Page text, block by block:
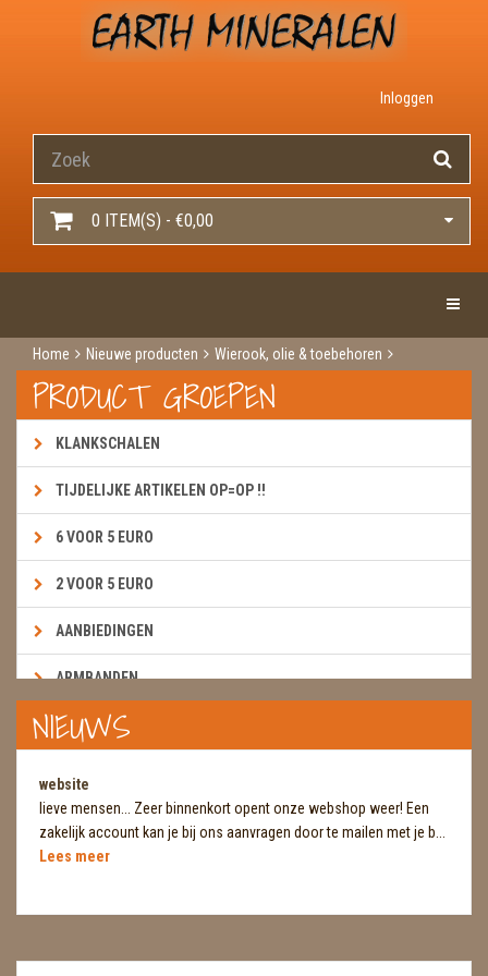
Inloggen
0 ITEM(S) - €0,00
Home Nieuwe producten
Wierook, olie & toebehoren
Wierook
Wierook hem / darshan
PRODUCT GROEPEN
KLANKSCHALEN
TIJDELIJKE ARTIKELEN OP=OP !!
6 VOOR 5 EURO
2 VOOR 5 EURO
AANBIEDINGEN
ARMBANDEN
BOEKEN & KAARTEN E.A.R.T.H.
BROEKZAKSTENEN
CADEAUBONNEN
DIERTJES
DIVERSE
NIEUWS
website
lieve mensen... Zeer binnenkort opent onze webshop weer! Een
zakelijk account kan je bij ons aanvragen door te mailen met je b...
Lees meer